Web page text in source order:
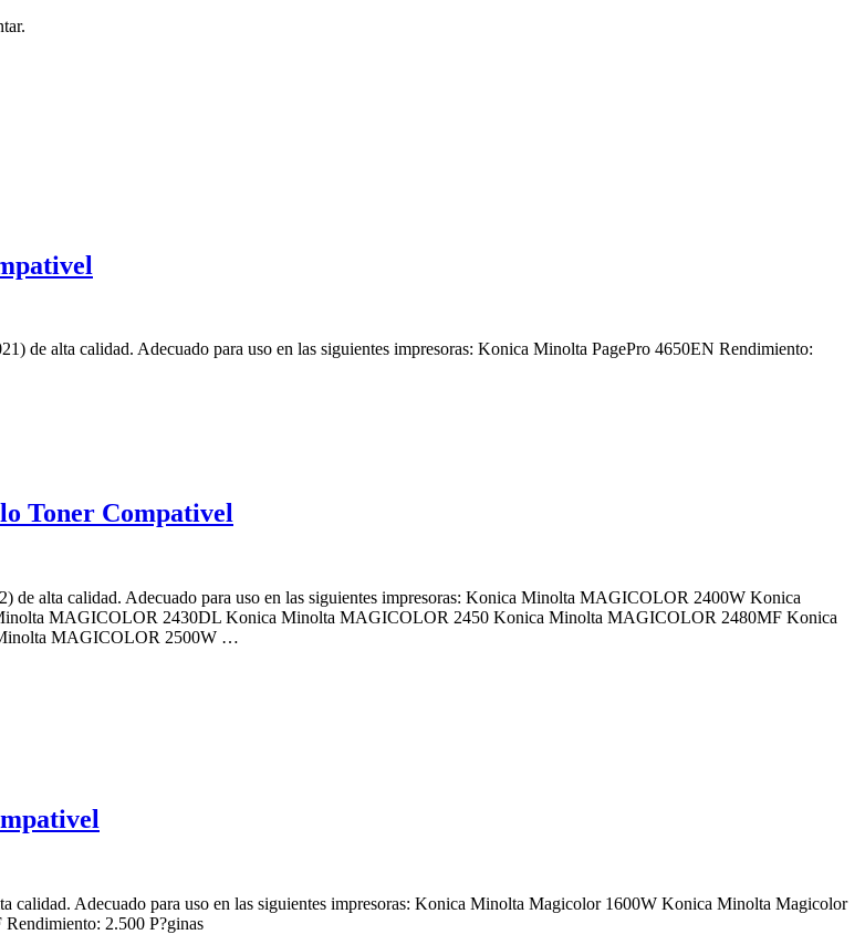
de alta calidad. Adecuado para uso en las siguientes impresoras: Konica Minolta PagePro 4650EN Rendimiento:
Toner Compativel
alta calidad. Adecuado para uso en las siguientes impresoras: Konica Minolta MAGICOLOR 2400W Konica
MAGICOLOR 2430DL Konica Minolta MAGICOLOR 2450 Konica Minolta MAGICOLOR 2480MF Konica
MAGICOLOR 2500W …
Adecuado para uso en las siguientes impresoras: Konica Minolta Magicolor 1600W Konica Minolta Magicolor
2.500 P?ginas